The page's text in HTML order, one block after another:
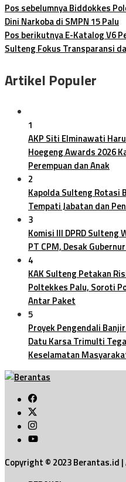
Pos sebelumnyaBiddokkes
Dini Narkoba di SMPN 15 Palu
Pos berikutnyaE-Katalog V6
Sulteng Fokus Transparansi
Artikel Populer
1
AKP Siti Elminawati
Hoegeng Awards 2026
Perempuan dan Anak
2
Kapolda Sulteng Rotasi
Tempati Jabatan dan
3
Komisi III DPRD Sulteng
PT CPM, Desak
4
KAK Sulteng Petakan
Poltekkes Palu, Soroti
Antar Paket
5
Proyek Pengendali
Datu Karsa Trimulti
Keselamatan
Copyright © 2023 Berantas.id